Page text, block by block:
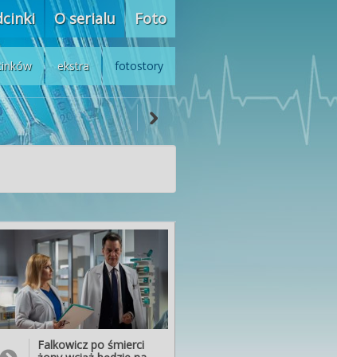
O serialu Foto
fotostory
ekstra
Falkowicz po śmierci